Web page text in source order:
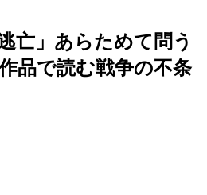
亡」あらためて問う
品で読む戦争の不条